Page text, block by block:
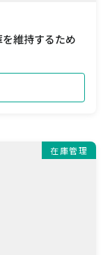
維持するため
在庫管理